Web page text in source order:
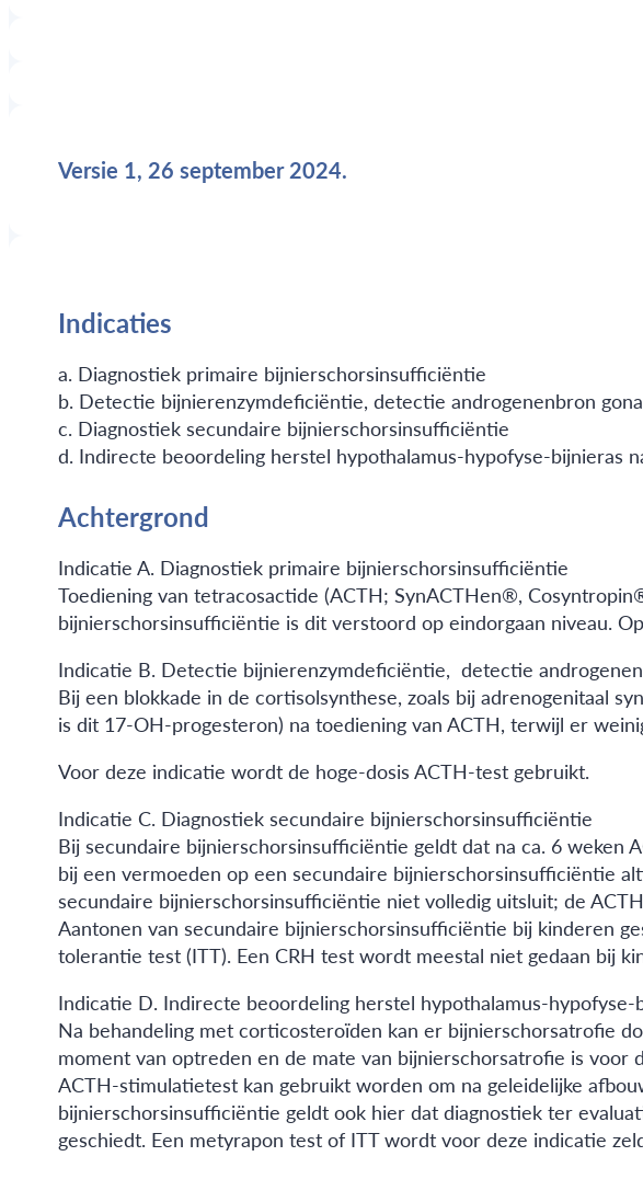
Versie 1, 26 september 2024.
Indicaties
a. Diagnostiek primaire bijnierschorsinsufficiëntie
b. Detectie bijnierenzymdeficiëntie, detectie androgenenbron
c. Diagnostiek secundaire bijnierschorsinsufficiëntie
d. Indirecte beoordeling herstel hypothalamus-hypofyse-bijnieras
Achtergrond
Indicatie A. Diagnostiek primaire bijnierschorsinsufficiëntie
Toediening van tetracosactide (ACTH; SynACTHen®,
bijnierschorsinsufficiëntie is dit verstoord op eindorgaan niveau.
Indicatie B. Detectie bijnierenzymdeficiëntie, detectie
Bij een blokkade in de cortisolsynthese, zoals bij adrenogenitaal
is dit 17-OH-progesteron) na toediening van ACTH, terwijl er
Voor deze indicatie wordt de hoge-dosis ACTH-test gebruikt.
Indicatie C. Diagnostiek secundaire bijnierschorsinsufficiëntie
Bij secundaire bijnierschorsinsufficiëntie geldt dat na ca. 6
bij een vermoeden op een secundaire bijnierschorsinsufficiëntie
secundaire bijnierschorsinsufficiëntie niet volledig uitsluit; de
Aantonen van secundaire bijnierschorsinsufficiëntie bij kinderen
tolerantie test (ITT). Een CRH test wordt meestal niet gedaan bij
Indicatie D. Indirecte beoordeling herstel hypothalamus-
Na behandeling met corticosteroïden kan er bijnierschorsatrofie
moment van optreden en de mate van bijnierschorsatrofie is
ACTH-stimulatietest kan gebruikt worden om na geleidelijke
bijnierschorsinsufficiëntie geldt ook hier dat diagnostiek ter
geschiedt. Een metyrapon test of ITT wordt voor deze indicatie